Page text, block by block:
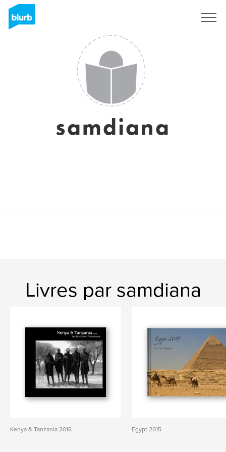
samdiana
Livres par samdiana
Kenya & Tanzania 2016 Egypt 2015